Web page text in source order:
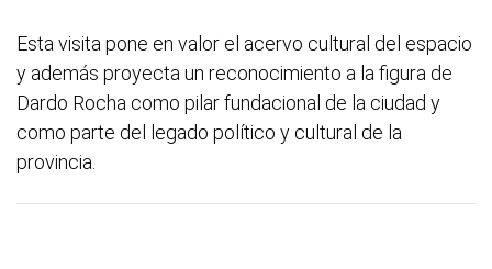
Esta visita pone en valor el acervo cultural del espacio
y además proyecta un reconocimiento a la figura de
Dardo Rocha como pilar fundacional de la ciudad y
como parte del legado político y cultural de la
provincia.